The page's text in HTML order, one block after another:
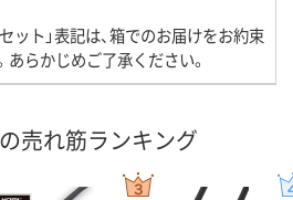
ット」表記は、箱でのお届けをお約束
らかじめご了承ください。
売れ筋ランキング